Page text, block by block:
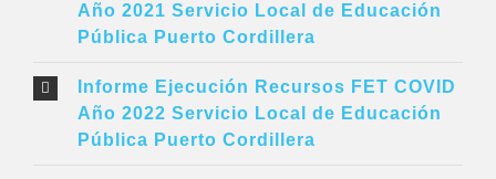
Año 2021 Servicio Local de Educación
Pública Puerto Cordillera
Informe Ejecución Recursos FET COVID
Año 2022 Servicio Local de Educación
Pública Puerto Cordillera